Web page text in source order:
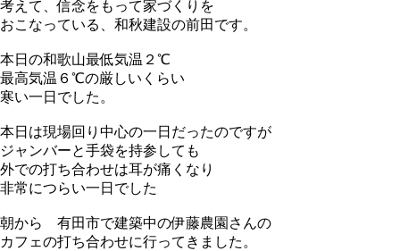
考えて、信念をもって家づくりを
おこなっている、和秋建設の前田です。
本日の和歌山最低気温２℃
最高気温６℃の厳しいくらい
寒い一日でした。
本日は現場回り中心の一日だったのですが
ジャンバーと手袋を持参しても
外での打ち合わせは耳が痛くなり
非常につらい一日でした
朝から 有田市で建築中の伊藤農園さんの
カフェの打ち合わせに行ってきました。